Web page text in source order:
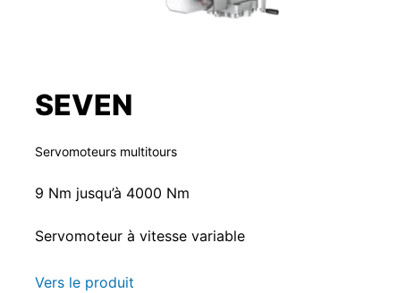
SEVEN
Servomoteurs multitours
9 Nm jusqu’à 4000 Nm
Servomoteur à vitesse variable
Vers le produit